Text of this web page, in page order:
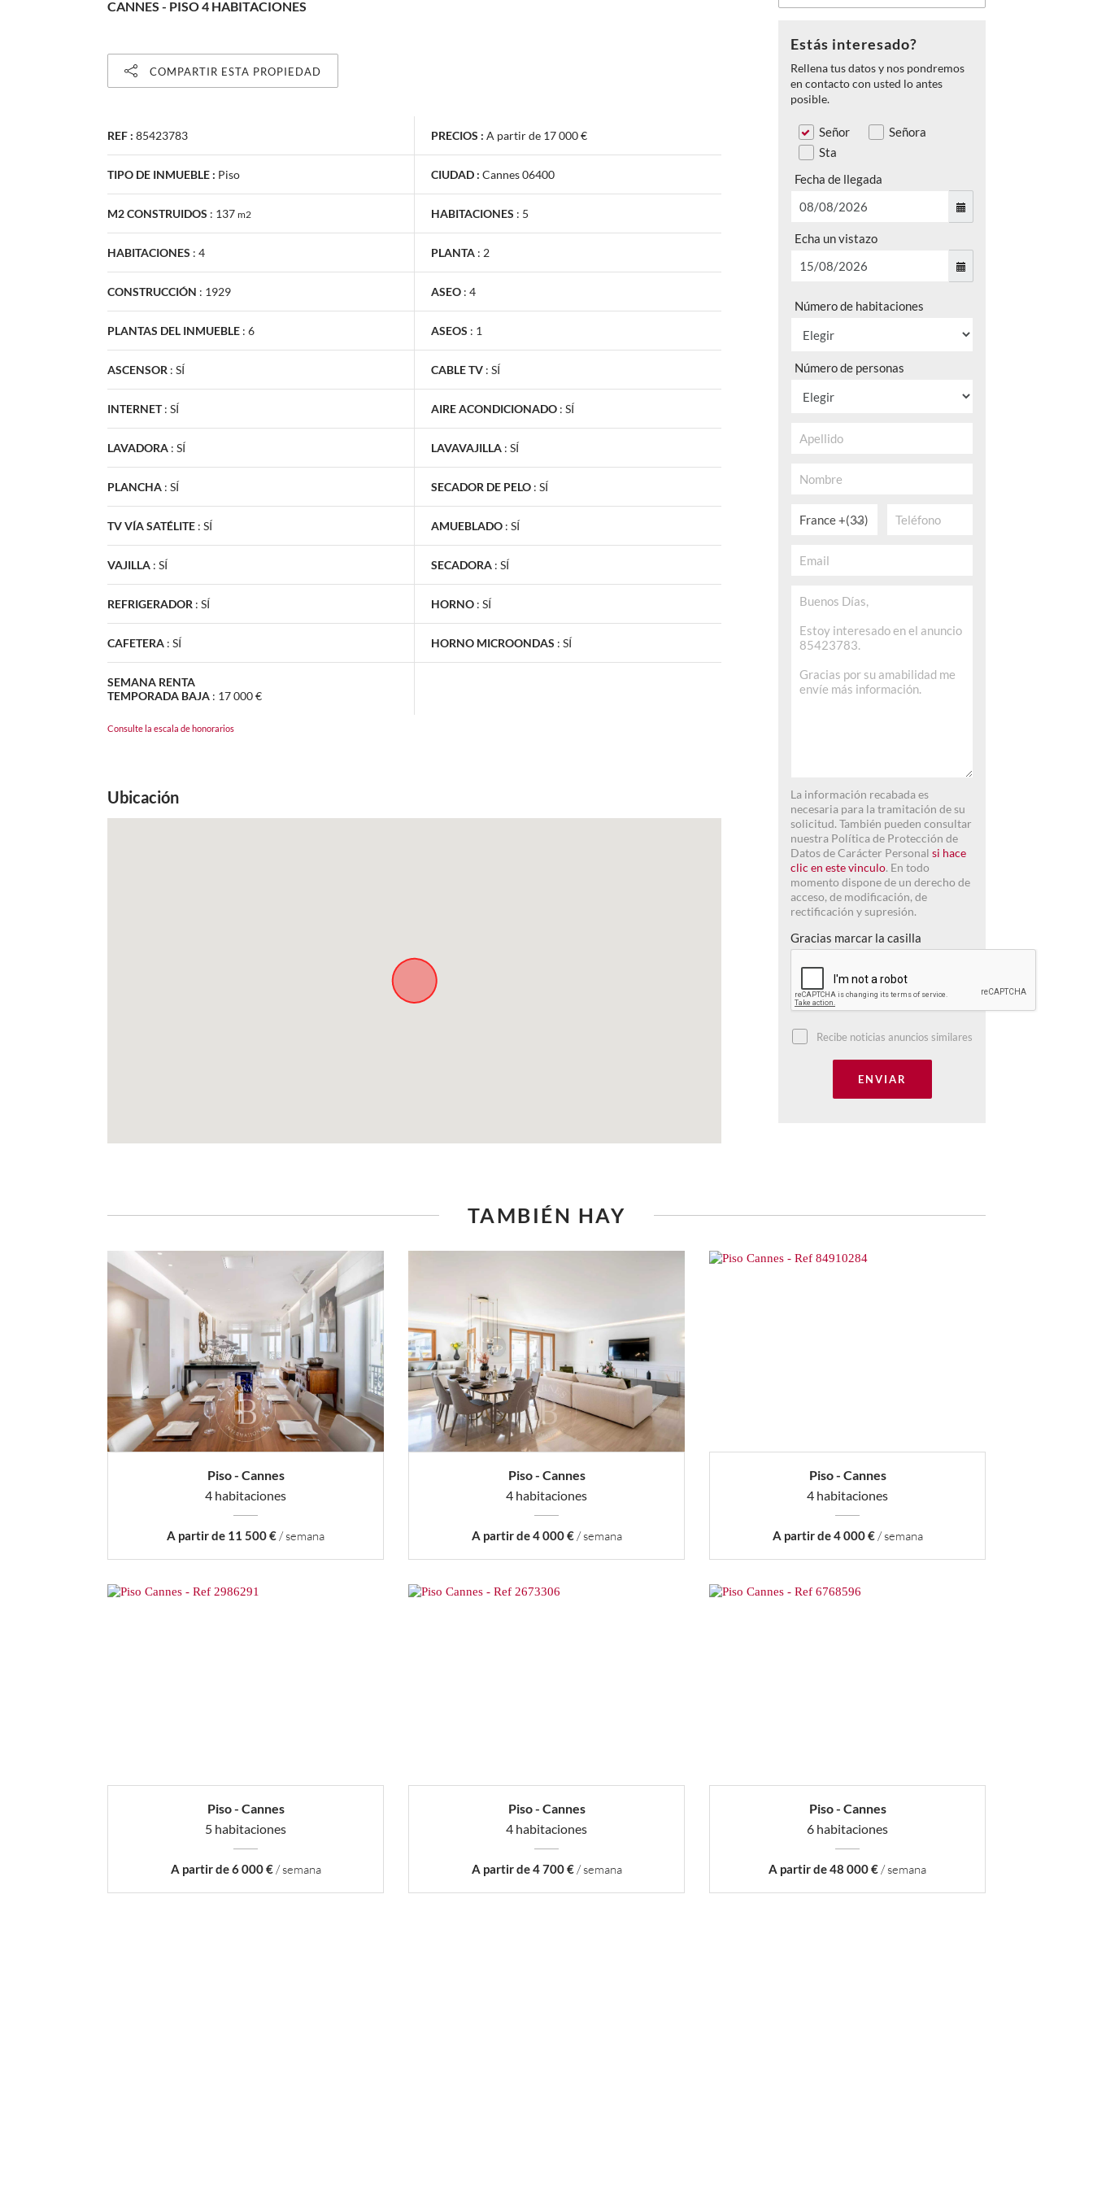
CANNES - PISO 4 HABITACIONES
COMPARTIR ESTA PROPIEDAD
REF : 85423783 PRECIOS : A partir de 17 000 €
TIPO DE INMUEBLE : Piso CIUDAD : Cannes 06400
M2 CONSTRUIDOS : 137 m2 HABITACIONES : 5
HABITACIONES : 4 PLANTA : 2
CONSTRUCCIÓN : 1929 ASEO : 4
PLANTAS DEL INMUEBLE : 6 ASEOS : 1
ASCENSOR : SÍ CABLE TV : SÍ
INTERNET: SÍ AIRE ACONDICIONADO : SÍ
LAVADORA : SÍ LAVAVAJILLA : SÍ
PLANCHA : SÍ SECADOR DE PELO : SÍ
TV VÍA SATÉLITE : SÍ AMUEBLADO : SÍ
VAJILLA : SÍ SECADORA : SÍ
REFRIGERADOR : SÍ HORNO : SÍ
CAFETERA : SÍ HORNO MICROONDAS : SÍ
SEMANA RENTA
TEMPORADA BAJA : 17 000 €
Consulte la escala de honorarios
Ubicación
Estás interesado?
Rellena tus datos y nos pondremos
en contacto con usted lo antes
posible.
Señor
Señora
Sta
Fecha de llegada
Echa un vistazo
Número de habitaciones
Número de personas
France +(33)
La información recabada es
necesaria para la tramitación de su
solicitud. También pueden consultar
nuestra Política de Protección de
Datos de Carácter Personal si hace
clic en este vinculo. En todo
momento dispone de un derecho de
acceso, de modificación, de
rectificación y supresión.
Gracias marcar la casilla
Recibe noticias anuncios similares
TAMBIÉN HAY
Piso - Cannes
4 habitaciones
A partir de 11 500 €/ semana
Piso - Cannes
4 habitaciones
A partir de 4 000 €/ semana
Piso - Cannes
4 habitaciones
A partir de 4 000 €/ semana
Piso - Cannes
5 habitaciones
A partir de 6 000 €/ semana
Piso - Cannes
4 habitaciones
A partir de 4 700 €/ semana
Piso - Cannes
6 habitaciones
A partir de 48 000 €/ semana